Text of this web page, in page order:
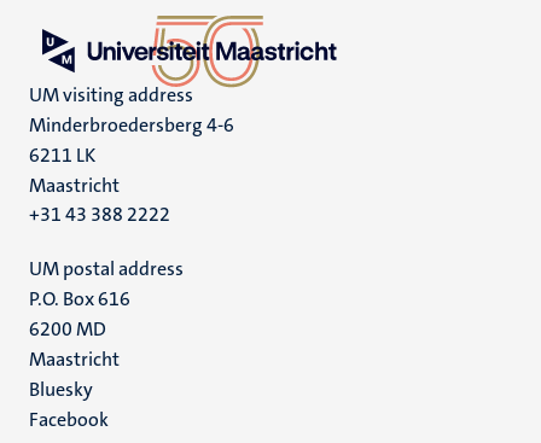
UM visiting address
Minderbroedersberg 4-6
6211 LK
Maastricht
+31 43 388 2222
UM postal address
P.O. Box 616
6200 MD
Maastricht
Social
media
Bluesky
Facebook